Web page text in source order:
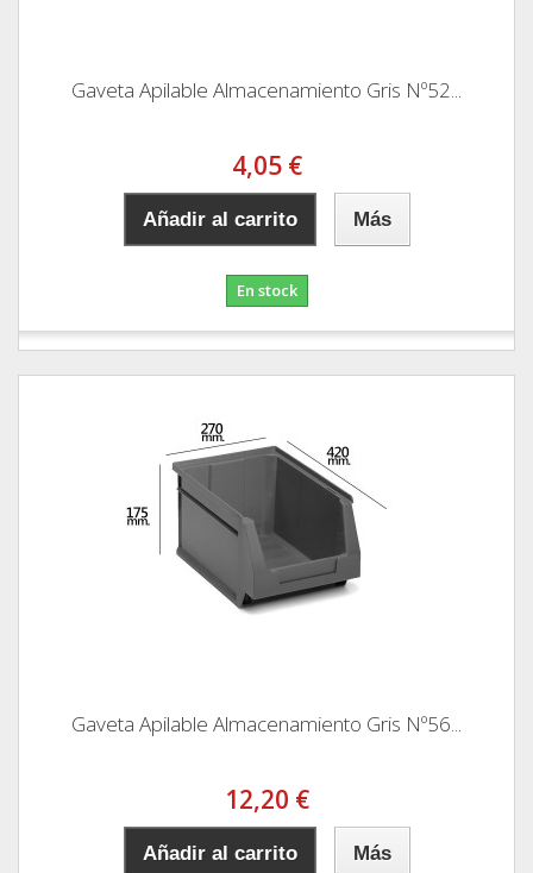
Gaveta Apilable Almacenamiento Gris Nº52...
4,05 €
Añadir al carrito Más
En stock
Gaveta Apilable Almacenamiento Gris Nº56...
12,20 €
Añadir al carrito Más